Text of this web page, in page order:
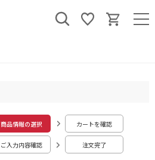
商品情報の選択 カートを確認
ご入力内容確認 注文完了